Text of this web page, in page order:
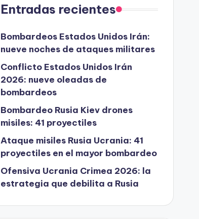
Entradas recientes
Bombardeos Estados Unidos Irán:
nueve noches de ataques militares
Conflicto Estados Unidos Irán
2026: nueve oleadas de
bombardeos
Bombardeo Rusia Kiev drones
misiles: 41 proyectiles
Ataque misiles Rusia Ucrania: 41
proyectiles en el mayor bombardeo
Ofensiva Ucrania Crimea 2026: la
estrategia que debilita a Rusia